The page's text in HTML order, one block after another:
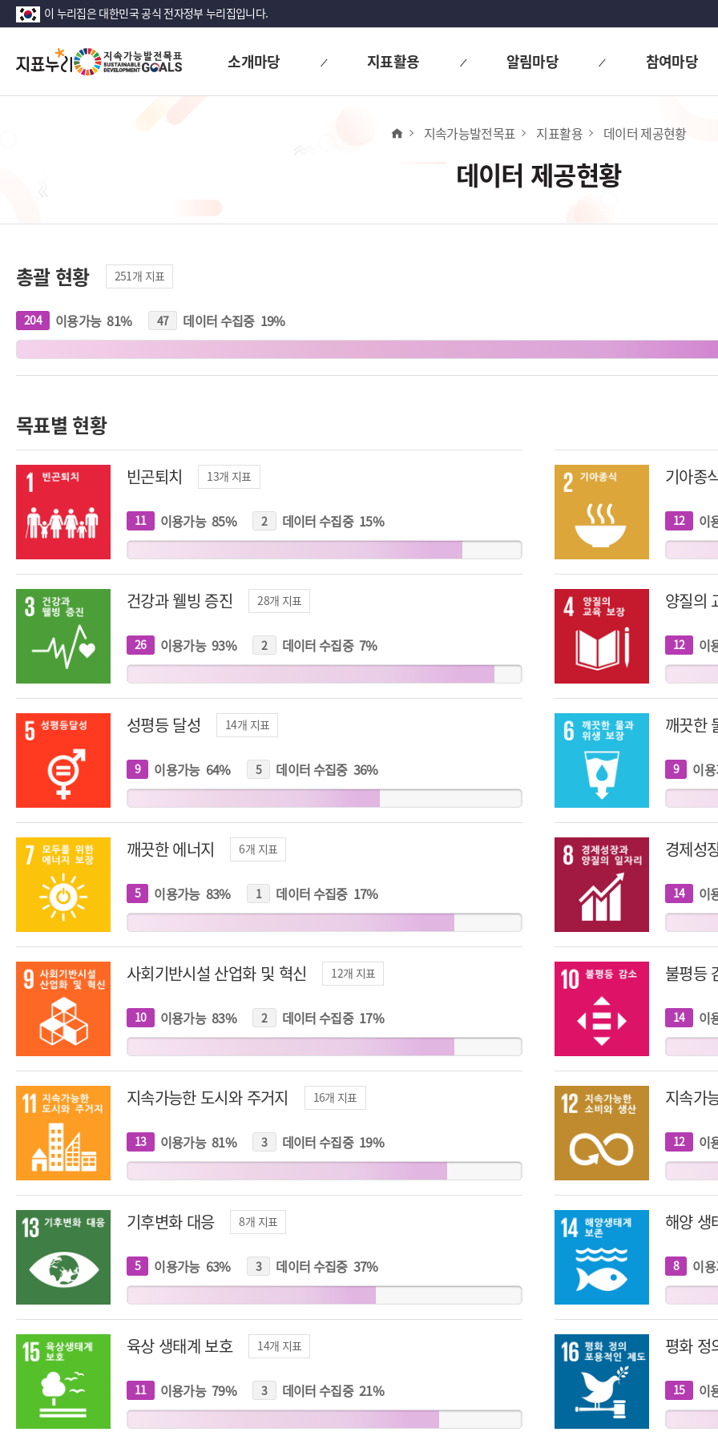
이 누리집은 대한민국 공식 전자정부 누리집입니다.
지
표
누
소개마당 지표활용 알림마당 참여마당
홈 지속가능발전목표 지표활용 데이터 제공현황
데이터 제공현황
총괄 현황 251개 지표
204개
지
표
이용가능 81% 47개
지
표
데이터 수집중 19%
목표별 현황
빈곤퇴치 13개 지표
11개
지
표
이용가능 85% 2개
지
표
데이터 수집중 15%
기아종
12개
지
표
이
건강과 웰빙 증진 28개 지표
26개
지
표
이용가능 93% 2개
지
표
데이터 수집중 7%
양질의
12개
지
표
이
성평등 달성 14개 지표
9개
지
표
이용가능 64% 5개
지
표
데이터 수집중 36%
깨끗한
9개
지
표
이
깨끗한 에너지 6개 지표
5개
지
표
이용가능 83% 1개
지
표
데이터 수집중 17%
경제성
14개
지
표
이
사회기반시설 산업화 및 혁신 12개 지표
10개
지
표
이용가능 83% 2개
지
표
데이터 수집중 17%
불평등
14개
지
표
이
지속가능한 도시와 주거지 16개 지표
13개
지
표
이용가능 81% 3개
지
표
데이터 수집중 19%
지속가
12개
지
표
이
기후변화 대응 8개 지표
5개
지
표
이용가능 63% 3개
지
표
데이터 수집중 37%
해양 생
8개
지
표
이
육상 생태계 보호 14개 지표
11개
지
표
이용가능 79% 3개
지
표
데이터 수집중 21%
평화 정
15개
지
표
이